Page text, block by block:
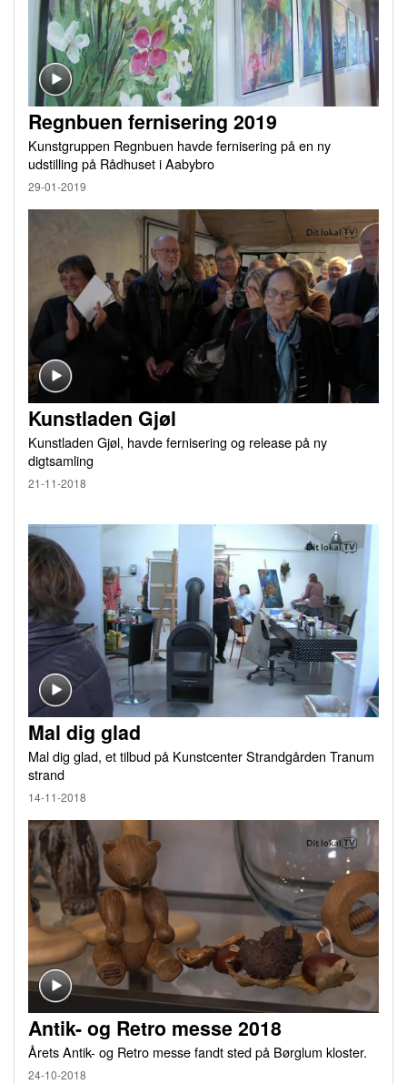
Regnbuen fernisering 2019
Kunstgruppen Regnbuen havde fernisering på en ny
udstilling på Rådhuset i Aabybro
29-01-2019
Kunstladen Gjøl
Kunstladen Gjøl, havde fernisering og release på ny
digtsamling
21-11-2018
Mal dig glad
Mal dig glad, et tilbud på Kunstcenter Strandgården Tranum
strand
14-11-2018
Antik- og Retro messe 2018
Årets Antik- og Retro messe fandt sted på Børglum kloster.
24-10-2018